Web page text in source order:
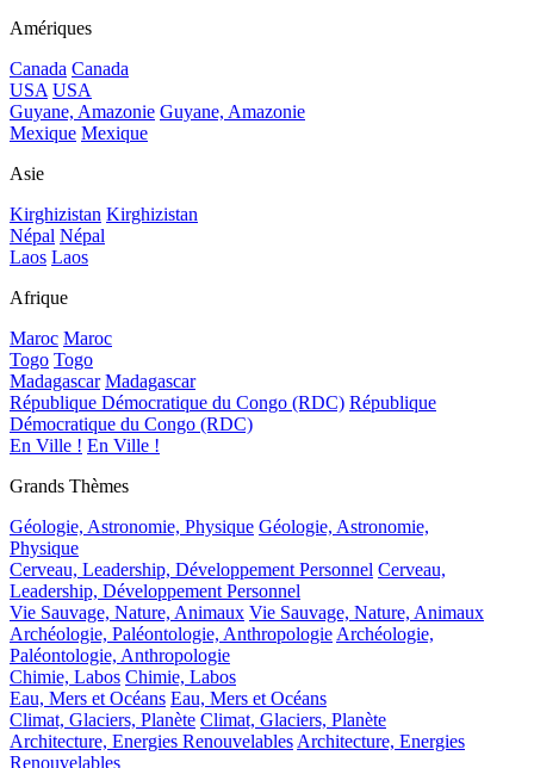
Amériques
Canada Canada
USA USA
Guyane, Amazonie Guyane, Amazonie
Mexique Mexique
Asie
Kirghizistan Kirghizistan
Népal Népal
Laos Laos
Afrique
Maroc Maroc
Togo Togo
Madagascar Madagascar
République Démocratique du Congo (RDC) République
Démocratique du Congo (RDC)
En Ville ! En Ville !
Grands Thèmes
Géologie, Astronomie, Physique Géologie, Astronomie,
Physique
Cerveau, Leadership, Développement Personnel Cerveau,
Leadership, Développement Personnel
Vie Sauvage, Nature, Animaux Vie Sauvage, Nature, Animaux
Archéologie, Paléontologie, Anthropologie Archéologie,
Paléontologie, Anthropologie
Chimie, Labos Chimie, Labos
Eau, Mers et Océans Eau, Mers et Océans
Climat, Glaciers, Planète Climat, Glaciers, Planète
Architecture, Energies Renouvelables Architecture, Energies
Renouvelables